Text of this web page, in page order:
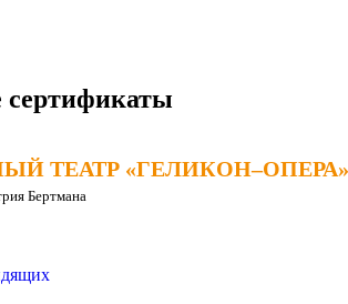
ТЕАТР «ГЕЛИКОН–ОПЕРА»
ТЕАТР «ГЕЛИКОН–ОПЕРА»
Бертмана